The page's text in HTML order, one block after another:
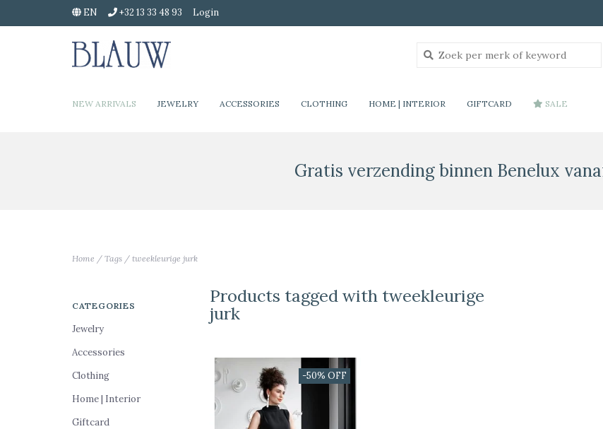
EN +32 13 33 48 93 Login
NEW ARRIVALS JEWELRY ACCESSORIES CLOTHING HOME | INTERIOR GIFTCARD SALE
Gratis verzending binnen Benelux
Home / Tags / tweekleurige jurk
CATEGORIES
Jewelry
Accessories
Clothing
Home | Interior
Giftcard
Products tagged with tweekleurige
jurk
-50% OFF